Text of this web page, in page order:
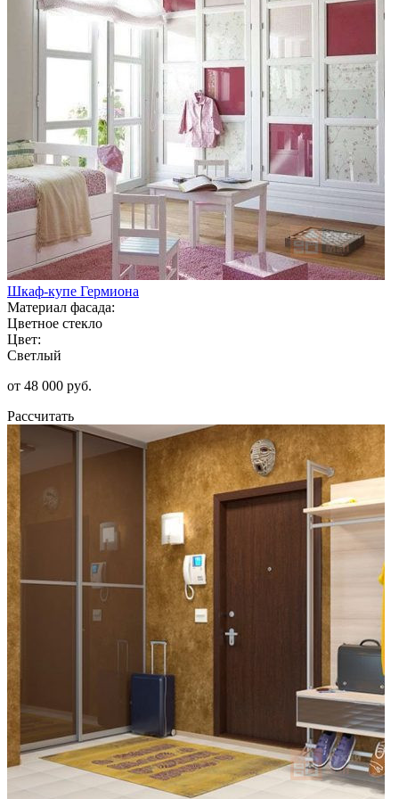
Шкаф-купе Гермиона
Материал фасада:
Цветное стекло
Цвет:
Светлый
от 48 000 руб.
Рассчитать